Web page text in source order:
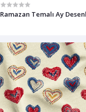
Ramazan Temalı Ay